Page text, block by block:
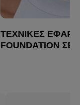
ΤΕΧΝΙΚΈΣ
FOUNDATION